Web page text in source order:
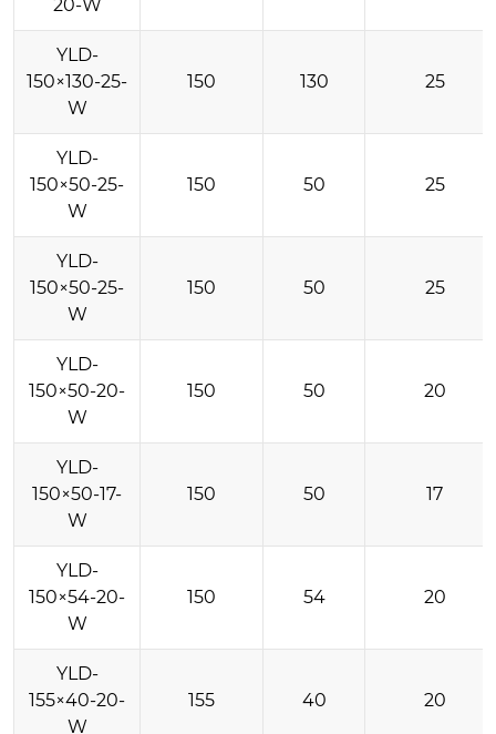
20-W
YLD-
150×130-25-
W
150 130 25
YLD-
150×50-25-
W
150 50 25
YLD-
150×50-25-
W
150 50 25
YLD-
150×50-20-
W
150 50 20
YLD-
150×50-17-
W
150 50 17
YLD-
150×54-20-
W
150 54 20
YLD-
155×40-20-
W
155 40 20